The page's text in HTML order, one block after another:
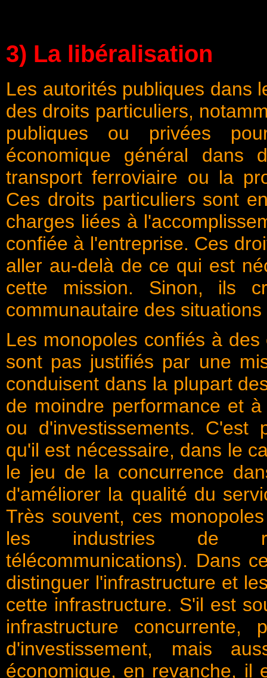
3) La libéralisation
Les autorités publiques dans
des droits particuliers,
publiques ou privées
économique général dans
transport ferroviaire ou la
Ces droits particuliers sont
charges liées à
confiée à l'entreprise. Ces
aller au-delà de ce qui est
cette mission. Sinon, ils
communautaire des
Les monopoles confiés à
sont pas justifiés par une
conduisent dans la plupart
de moindre performance et
ou d'investissements. C'est
qu'il est nécessaire, dans le
le jeu de la concurrence
d'améliorer la qualité du
Très souvent, ces
les industries de
télécommunications). Dans
distinguer l'infrastructure et
cette infrastructure. S'il est
infrastructure
d'investissement, mais
économique, en revanche, il